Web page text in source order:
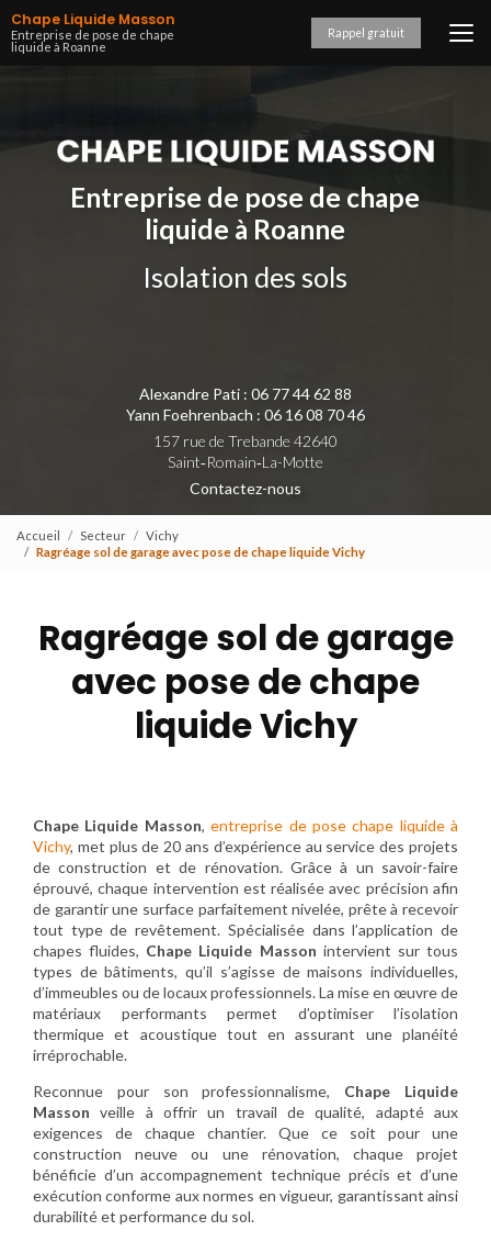
Aller
au
contenu
Chape Liquide Masson
Entreprise de pose de chape
liquide à Roanne
Rappel gratuit
Entreprise de pose de chape
liquide à Roanne
Isolation des sols
Alexandre Pati : 06 77 44 62 88
Yann Foehrenbach : 06 16 08 70 46
157 rue de Trebande 42640
Saint‑Romain‑La-Motte
Contactez-nous
Accueil Secteur
Vichy
Ragréage sol de garage avec pose de chape liquide Vichy
Ragréage sol de garage
avec pose de chape
liquide Vichy
Chape Liquide Masson,entreprise de pose chape liquide à
Vichy, met plus de 20 ans d’expérience au service des projets
de construction et de rénovation. Grâce à un savoir-faire
éprouvé, chaque intervention est réalisée avec précision afin
de garantir une surface parfaitement nivelée, prête à recevoir
tout type de revêtement. Spécialisée dans l’application de
chapes fluides, Chape Liquide Masson intervient sur tous
types de bâtiments, qu’il s’agisse de maisons individuelles,
d’immeubles ou de locaux professionnels. La mise en œuvre de
matériaux performants permet d’optimiser l’isolation
thermique et acoustique tout en assurant une planéité
irréprochable.
Reconnue pour son professionnalisme, Chape Liquide
Masson veille à offrir un travail de qualité, adapté aux
exigences de chaque chantier. Que ce soit pour une
construction neuve ou une rénovation, chaque projet
bénéficie d’un accompagnement technique précis et d’une
exécution conforme aux normes en vigueur, garantissant ainsi
durabilité et performance du sol.